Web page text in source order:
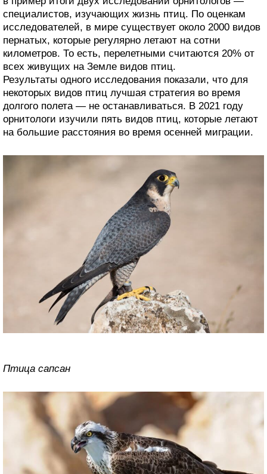
специалистов, изучающих жизнь птиц. По оценкам
исследователей, в мире существует около 2000 видов
пернатых, которые регулярно летают на сотни
километров. То есть, перелетными считаются 20% от
всех живущих на Земле видов птиц.
Результаты одного исследования показали, что для
некоторых видов птиц лучшая стратегия во время
долгого полета — не останавливаться. В 2021 году
орнитологи изучили пять видов птиц, которые летают
на большие расстояния во время осенней миграции.
Птица сапсан